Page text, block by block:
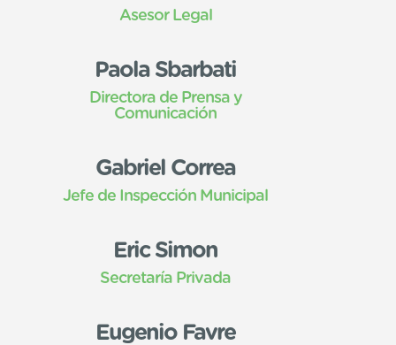
Asesor Legal
Paola Sbarbati
Directora de Prensa y
Comunicación
Gabriel Correa
Jefe de Inspección Municipal
Eric Simon
Secretaría Privada
Eugenio Favre